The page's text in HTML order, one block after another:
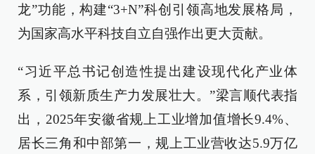
龙”功能，构建“3+N”科创引领高地发展格局，
为国家高水平科技自立自强作出更大贡献。
“习近平总书记创造性提出建设现代化产业体
系，引领新质生产力发展壮大。”梁言顺代表指
出，2025年安徽省规上工业增加值增长9.4%、
居长三角和中部第一，规上工业营收达5.9万亿